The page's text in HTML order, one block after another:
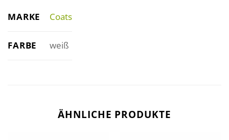
MARKE Coats
FARBE weiß
ÄHNLICHE PRODUKTE